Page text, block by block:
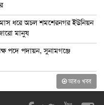
ধরে অচল শমশেরনগর ইউনিয়ন
মানুষ
পদে পদায়ন, সুনামগঞ্জে
আরও খবর